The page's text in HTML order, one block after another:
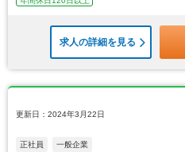
求人の詳細を見る
更新日：2024年3月22日
正社員 一般企業